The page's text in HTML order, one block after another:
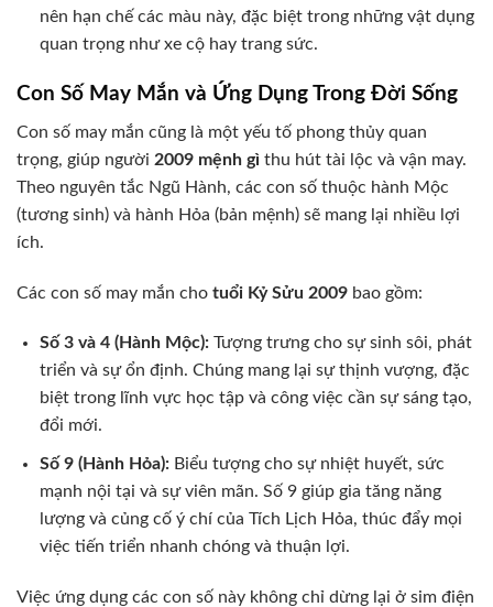
nên hạn chế các màu này, đặc biệt trong những vật dụng
quan trọng như xe cộ hay trang sức.
Con Số May Mắn và Ứng Dụng Trong Đời Sống
Con số may mắn cũng là một yếu tố phong thủy quan
trọng, giúp người 2009 mệnh gì thu hút tài lộc và vận may.
Theo nguyên tắc Ngũ Hành, các con số thuộc hành Mộc
(tương sinh) và hành Hỏa (bản mệnh) sẽ mang lại nhiều lợi
ích.
Các con số may mắn cho tuổi Kỷ Sửu 2009 bao gồm:
Số 3 và 4 (Hành Mộc):Tượng trưng cho sự sinh sôi, phát
triển và sự ổn định. Chúng mang lại sự thịnh vượng, đặc
biệt trong lĩnh vực học tập và công việc cần sự sáng tạo,
đổi mới.
Số 9 (Hành Hỏa):Biểu tượng cho sự nhiệt huyết, sức
mạnh nội tại và sự viên mãn. Số 9 giúp gia tăng năng
lượng và củng cố ý chí của Tích Lịch Hỏa, thúc đẩy mọi
việc tiến triển nhanh chóng và thuận lợi.
Việc ứng dụng các con số này không chỉ dừng lại ở sim điện